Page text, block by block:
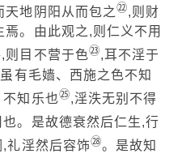
天地阴阳从而包之㉒,则财
。由此观之,则仁义不用
则目不营于色㉓,耳不淫于
有毛嫱、西施之色不知
知乐也㉕,淫泆无别不得
。是故德衰然后仁生,行
礼淫然后容饰㉘。是故知